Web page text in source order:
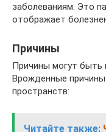
заболеваниям. Это
отображает
Причины
Причины могут быть
Врожденные причины
пространств:
Читайте также: